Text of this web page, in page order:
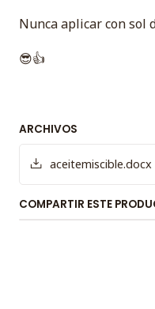
Nunca aplicar con sol
😎👍
ARCHIVOS
aceitemiscible.docx
COMPARTIR ESTE